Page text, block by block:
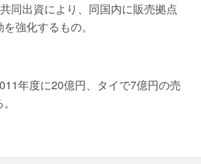
同出資により、同国内に販売拠点
強化するもの。
年度に20億円、タイで7億円の売